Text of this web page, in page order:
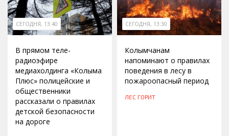
СЕГОДНЯ, 13:40
В прямом теле-
радиоэфире
медиахолдинга «Колыма
Плюс» полицейские и
общественники
рассказали о правилах
детской безопасности
на дороге
СЕГОДНЯ, 13:30
Колымчанам
напоминают о правилах
поведения в лесу в
пожароопасный период
ЛЕС ГОРИТ